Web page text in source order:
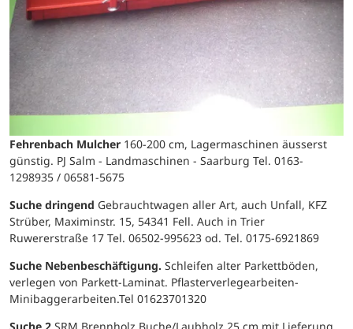
Fehrenbach Mulcher 160-200 cm, Lagermaschinen äusserst
günstig. PJ Salm - Landmaschinen - Saarburg Tel. 0163-
1298935 / 06581-5675
Suche dringend Gebrauchtwagen aller Art, auch Unfall, KFZ
Strüber, Maximinstr. 15, 54341 Fell. Auch in Trier
Ruwererstraße 17 Tel. 06502-995623 od. Tel. 0175-6921869
Suche Nebenbeschäftigung. Schleifen alter Parkettböden,
verlegen von Parkett-Laminat. Pflasterverlegearbeiten-
Minibaggerarbeiten.Tel 01623701320